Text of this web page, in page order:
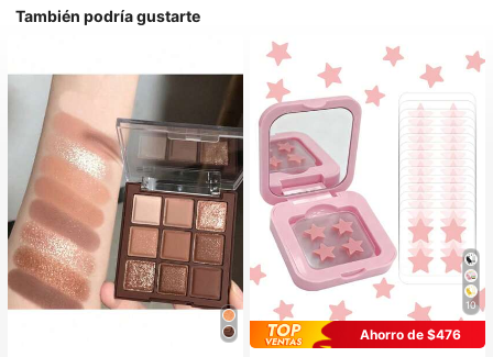
También podría gustarte
10
Ahorro de $476